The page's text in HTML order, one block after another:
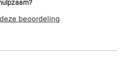
beoordeling